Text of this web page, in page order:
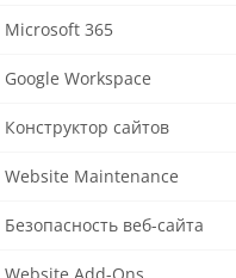
Microsoft 365
Google Workspace
Конструктор сайтов
Website Maintenance
Безопасность веб-сайта